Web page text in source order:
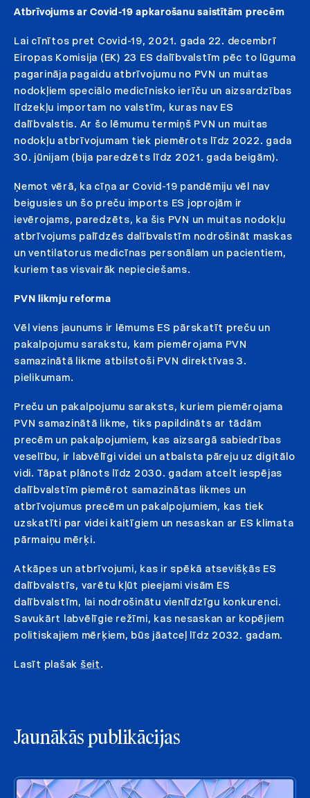
Atbrīvojums ar Covid-19 apkarošanu saistītām precēm
Lai cīnītos pret Covid-19, 2021. gada 22. decembrī
Eiropas Komisija (EK) 23 ES dalībvalstīm pēc to lūguma
pagarināja pagaidu atbrīvojumu no PVN un muitas
nodokļiem speciālo medicīnisko ierīču un aizsardzības
līdzekļu importam no valstīm, kuras nav ES
dalībvalstis. Ar šo lēmumu termiņš PVN un muitas
nodokļu atbrīvojumam tiek piemērots līdz 2022. gada
30. jūnijam (bija paredzēts līdz 2021. gada beigām).
Ņemot vērā, ka cīņa ar Covid-19 pandēmiju vēl nav
beigusies un šo preču imports ES joprojām ir
ievērojams, paredzēts, ka šis PVN un muitas nodokļu
atbrīvojums palīdzēs dalībvalstīm nodrošināt maskas
un ventilatorus medicīnas personālam un pacientiem,
kuriem tas visvairāk nepieciešams.
PVN likmju reforma
Vēl viens jaunums ir lēmums ES pārskatīt preču un
pakalpojumu sarakstu, kam piemērojama PVN
samazinātā likme atbilstoši PVN direktīvas 3.
pielikumam.
Preču un pakalpojumu saraksts, kuriem piemērojama
PVN samazinātā likme, tiks papildināts ar tādām
precēm un pakalpojumiem, kas aizsargā sabiedrības
veselību, ir labvēlīgi videi un atbalsta pāreju uz digitālo
vidi. Tāpat plānots līdz 2030. gadam atcelt iespējas
dalībvalstīm piemērot samazinātas likmes un
atbrīvojumus precēm un pakalpojumiem, kas tiek
uzskatīti par videi kaitīgiem un nesaskan ar ES klimata
pārmaiņu mērķi.
Atkāpes un atbrīvojumi, kas ir spēkā atsevišķās ES
dalībvalstīs, varētu kļūt pieejami visām ES
dalībvalstīm, lai nodrošinātu vienlīdzīgu konkurenci.
Savukārt labvēlīgie režīmi, kas nesaskan ar kopējiem
politiskajiem mērķiem, būs jāatceļ līdz 2032. gadam.
Lasīt plašak šeit.
Jaunākās publikācijas